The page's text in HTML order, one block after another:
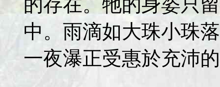
的存在。牠的身姿只
中。雨滴如大珠小珠
一夜瀑正受惠於充沛